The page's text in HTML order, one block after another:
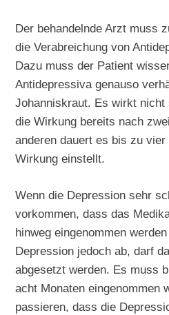
Der behandelnde Arzt muss
die Verabreichung von
Dazu muss der Patient
Antidepressiva genauso
Johanniskraut. Es wirkt
die Wirkung bereits nach
anderen dauert es bis zu
Wirkung einstellt.
Wenn die Depression sehr
vorkommen, dass das
hinweg eingenommen
Depression jedoch ab, darf
abgesetzt werden. Es muss
acht Monaten eingenommen
passieren, dass die